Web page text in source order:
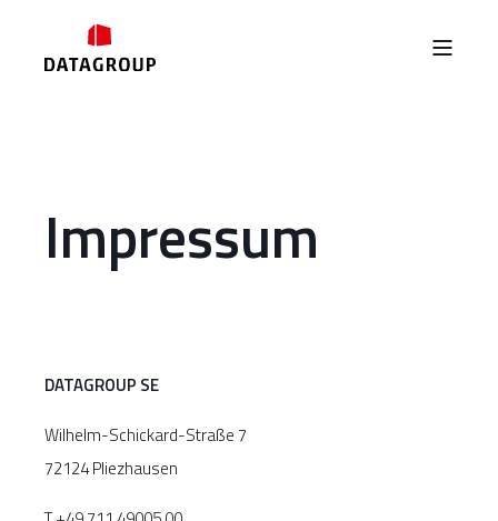
Impressum
DATAGROUP SE
Wilhelm-Schickard-Straße 7
72124 Pliezhausen